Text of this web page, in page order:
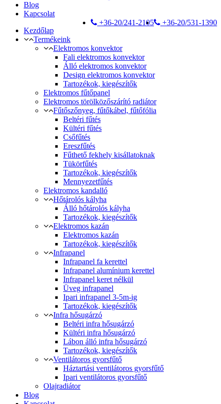
Blog
Kapcsolat
+36-20/531-1390
+36-20/241-2105
Kezdőlap
Termékeink
Elektromos konvektor
Fali elektromos konvektor
Álló elektromos konvektor
Design elektromos konvektor
Tartozékok, kiegészítők
Elektromos fűtőpanel
Elektromos törölközőszárító radiátor
Fűtőszőnyeg, fűtőkábel, fűtőfólia
Beltéri fűtés
Kültéri fűtés
Csőfűtés
Ereszfűtés
Fűthető fekhely kisállatoknak
Tükörfűtés
Tartozékok, kiegészítők
Mennyezetfűtés
Elektromos kandalló
Hőtárolós kályha
Álló hőtárolós kályha
Tartozékok, kiegészítők
Elektromos kazán
Elektromos kazán
Tartozékok, kiegészítők
Infrapanel
Infrapanel fa kerettel
Infrapanel alumínium kerettel
Infrapanel keret nélkül
Üveg infrapanel
Ipari infrapanel 3-5m-ig
Tartozékok, kiegészítők
Infra hősugárzó
Beltéri infra hősugárzó
Kültéri infra hősugárzó
Lábon álló infra hősugárzó
Tartozékok, kiegészítők
Ventilátoros gyorsfűtő
Háztartási ventilátoros gyorsfűtő
Ipari ventilátoros gyorsfűtő
Olajradiátor
Blog